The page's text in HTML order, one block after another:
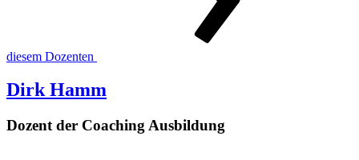
diesem Dozenten
Dirk Hamm
Dozent der Coaching Ausbildung